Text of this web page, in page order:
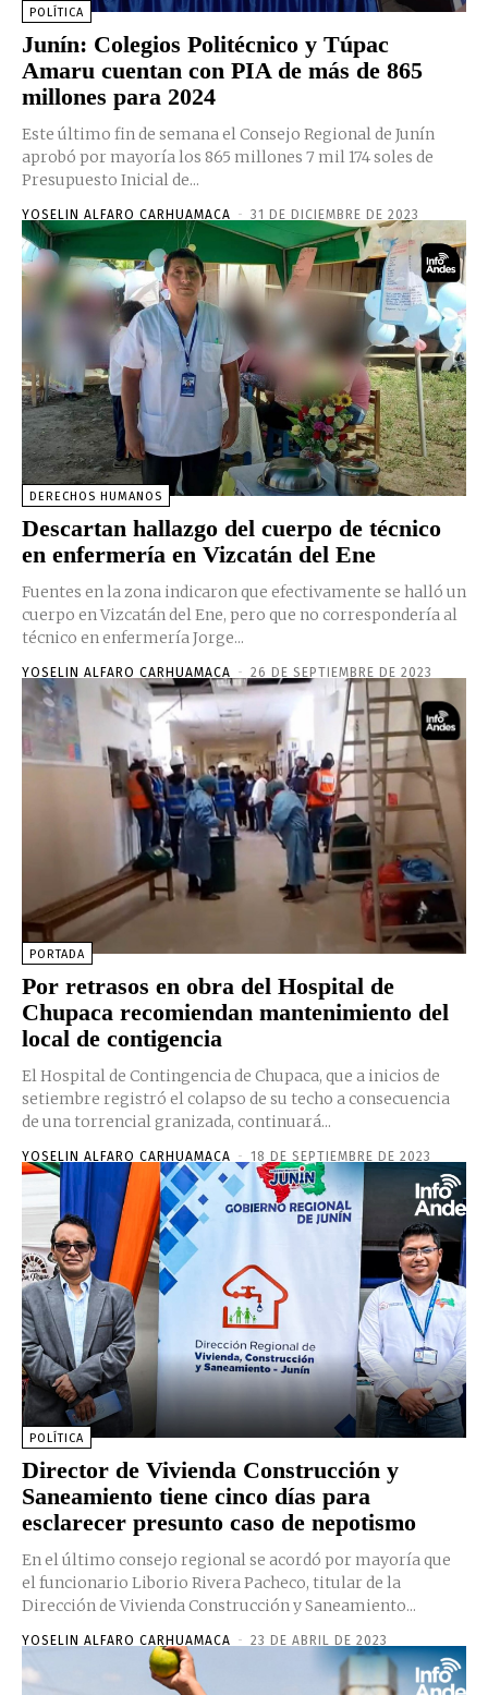
POLÍTICA
Junín: Colegios Politécnico y Túpac
Amaru cuentan con PIA de más de 865
millones para 2024
Este último fin de semana el Consejo Regional de Junín
aprobó por mayoría los 865 millones 7 mil 174 soles de
Presupuesto Inicial de...
YOSELIN ALFARO CARHUAMACA - 31 DE DICIEMBRE DE 2023
DERECHOS HUMANOS
Descartan hallazgo del cuerpo de técnico
en enfermería en Vizcatán del Ene
Fuentes en la zona indicaron que efectivamente se halló un
cuerpo en Vizcatán del Ene, pero que no correspondería al
técnico en enfermería Jorge...
YOSELIN ALFARO CARHUAMACA - 26 DE SEPTIEMBRE DE 2023
PORTADA
Por retrasos en obra del Hospital de
Chupaca recomiendan mantenimiento del
local de contigencia
El Hospital de Contingencia de Chupaca, que a inicios de
setiembre registró el colapso de su techo a consecuencia
de una torrencial granizada, continuará...
YOSELIN ALFARO CARHUAMACA - 18 DE SEPTIEMBRE DE 2023
POLÍTICA
Director de Vivienda Construcción y
Saneamiento tiene cinco días para
esclarecer presunto caso de nepotismo
En el último consejo regional se acordó por mayoría que
el funcionario Liborio Rivera Pacheco, titular de la
Dirección de Vivienda Construcción y Saneamiento...
YOSELIN ALFARO CARHUAMACA - 23 DE ABRIL DE 2023